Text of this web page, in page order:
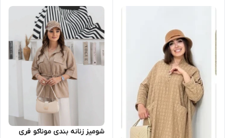
شومیز زنانه بندی موناکو فری